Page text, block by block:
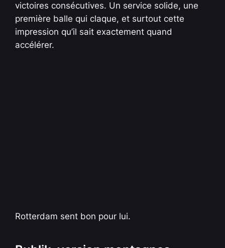
victoires consécutives. Un service solide, une
première balle qui claque, et surtout cette
impression qu’il sait exactement quand
accélérer.
Rotterdam sent bon pour lui.